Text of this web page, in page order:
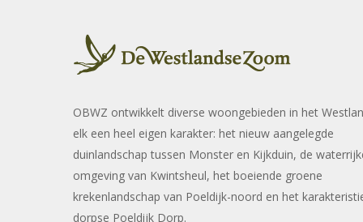
OBWZ ontwikkelt diverse woongebieden in het
elk een heel eigen karakter: het nieuw aangelegde
duinlandschap tussen Monster en Kijkduin, de
omgeving van Kwintsheul, het boeiende groene
krekenlandschap van Poeldijk-noord en het
dorpse Poeldijk Dorp.